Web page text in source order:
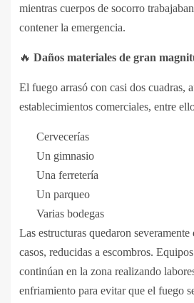
mientras cuerpos de socorro
contener la emergencia.
🔥 Daños materiales de gran
El fuego arrasó con casi dos cuadras,
establecimientos comerciales, entre
Cervecerías
Un gimnasio
Una ferretería
Un parqueo
Varias bodegas
Las estructuras quedaron severamente
casos, reducidas a escombros.
continúan en la zona realizando
enfriamiento para evitar que el fuego